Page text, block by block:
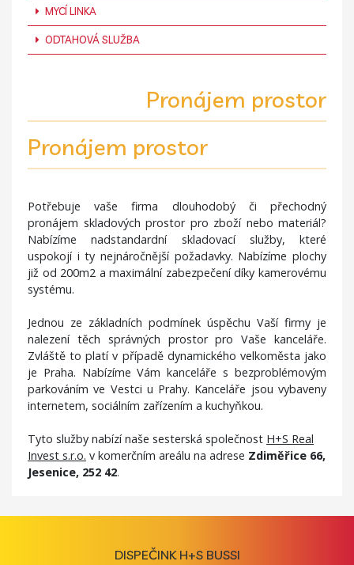
MYCÍ LINKA
ODTAHOVÁ SLUŽBA
Pronájem prostor
Pronájem prostor
Potřebuje vaše firma dlouhodobý či přechodný
pronájem skladových prostor pro zboží nebo materiál?
Nabízíme nadstandardní skladovací služby, které
uspokojí i ty nejnáročnější požadavky. Nabízíme plochy
již od 200m2 a maximální zabezpečení díky kamerovému
systému.
Jednou ze základních podmínek úspěchu Vaší firmy je
nalezení těch správných prostor pro Vaše kanceláře.
Zvláště to platí v případě dynamického velkoměsta jako
je Praha. Nabízíme Vám kanceláře s bezproblémovým
parkováním ve Vestci u Prahy. Kanceláře jsou vybaveny
internetem, sociálním zařízením a kuchyňkou.
Tyto služby nabízí naše sesterská společnost H+S Real
Invest s.r.o. v komerčním areálu na adrese Zdiměřice 66,
Jesenice, 252 42.
DISPEČINK H+S BUSSI